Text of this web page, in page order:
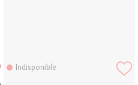
Indisponible